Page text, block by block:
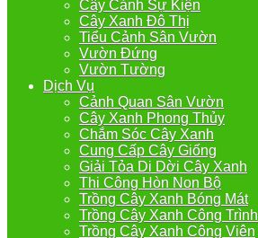
Cây Cảnh Sự Kiện
Cây Xanh Đô Thị
Tiểu Cảnh Sân Vườn
Vườn Đứng
Vườn Tường
Dịch Vụ
Cảnh Quan Sân Vườn
Cây Xanh Phong Thủy
Chắm Sóc Cây Xanh
Cung Cấp Cây Giống
Giải Tỏa Di Dời Cây Xanh
Thi Công Hòn Non Bộ
Trồng Cây Xanh Bóng Mát
Trồng Cây Xanh Công Trình
Trồng Cây Xanh Công Viên